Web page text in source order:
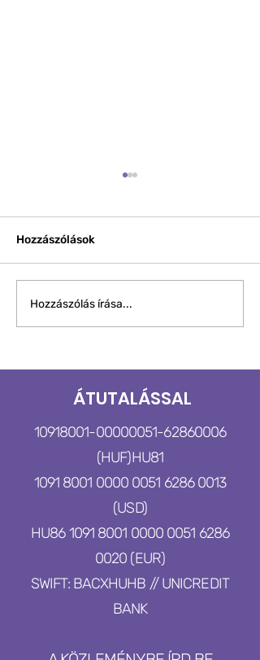
NEKÜNK KELL HAJTANI
kiállításmegnyitó
Hozzászólások
Hozzászólás írása...
ÁTUTALÁSSAL
10918001-00000051-62860006
(HUF)HU81
1091 8001 0000 0051 6286 0013
(USD)
HU861091 8001 0000 0051 6286
0020 (EUR)
SWIFT: BACXHUHB // UNICREDIT
BANK